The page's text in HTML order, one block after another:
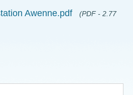
Awenne.pdf
(PDF - 2.77